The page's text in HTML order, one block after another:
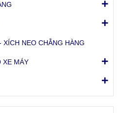
NEO CHẰNG HÀNG
XE MÁY